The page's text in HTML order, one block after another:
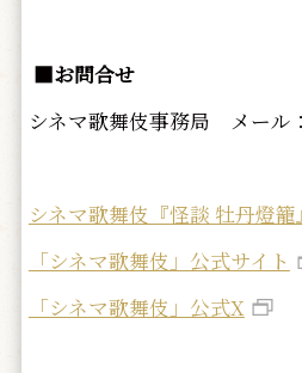
■お問合せ
シネマ歌舞伎事務局 メール：
シネマ歌舞伎『怪談 牡丹燈
「シネマ歌舞伎」公式サイト
「シネマ歌舞伎」公式X